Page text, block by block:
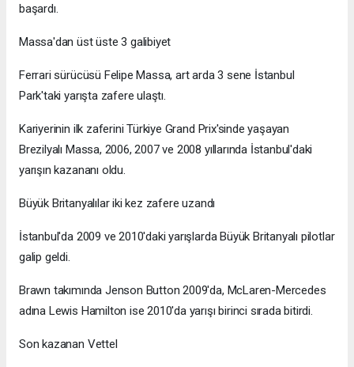
başardı.
Massa'dan üst üste 3 galibiyet
Ferrari sürücüsü Felipe Massa, art arda 3 sene İstanbul
Park'taki yarışta zafere ulaştı.
Kariyerinin ilk zaferini Türkiye Grand Prix'sinde yaşayan
Brezilyalı Massa, 2006, 2007 ve 2008 yıllarında İstanbul'daki
yarışın kazananı oldu.
Büyük Britanyalılar iki kez zafere uzandı
İstanbul'da 2009 ve 2010'daki yarışlarda Büyük Britanyalı pilotlar
galip geldi.
Brawn takımında Jenson Button 2009'da, McLaren-Mercedes
adına Lewis Hamilton ise 2010'da yarışı birinci sırada bitirdi.
Son kazanan Vettel